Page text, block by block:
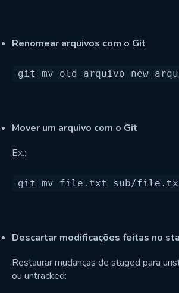
Renomear arquivos com o Git
Mover um arquivo com o Git
Ex.:
Descartar modificações feitas no
Restaurar mudanças de staged para
ou untracked: